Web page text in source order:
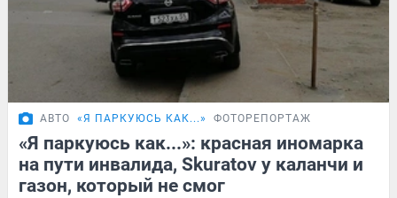
АВТО «Я ПАРКУЮСЬ КАК...» ФОТОРЕПОРТАЖ
«Я паркуюсь как...»: красная иномарка
на пути инвалида, Skuratov у каланчи и
газон, который не смог